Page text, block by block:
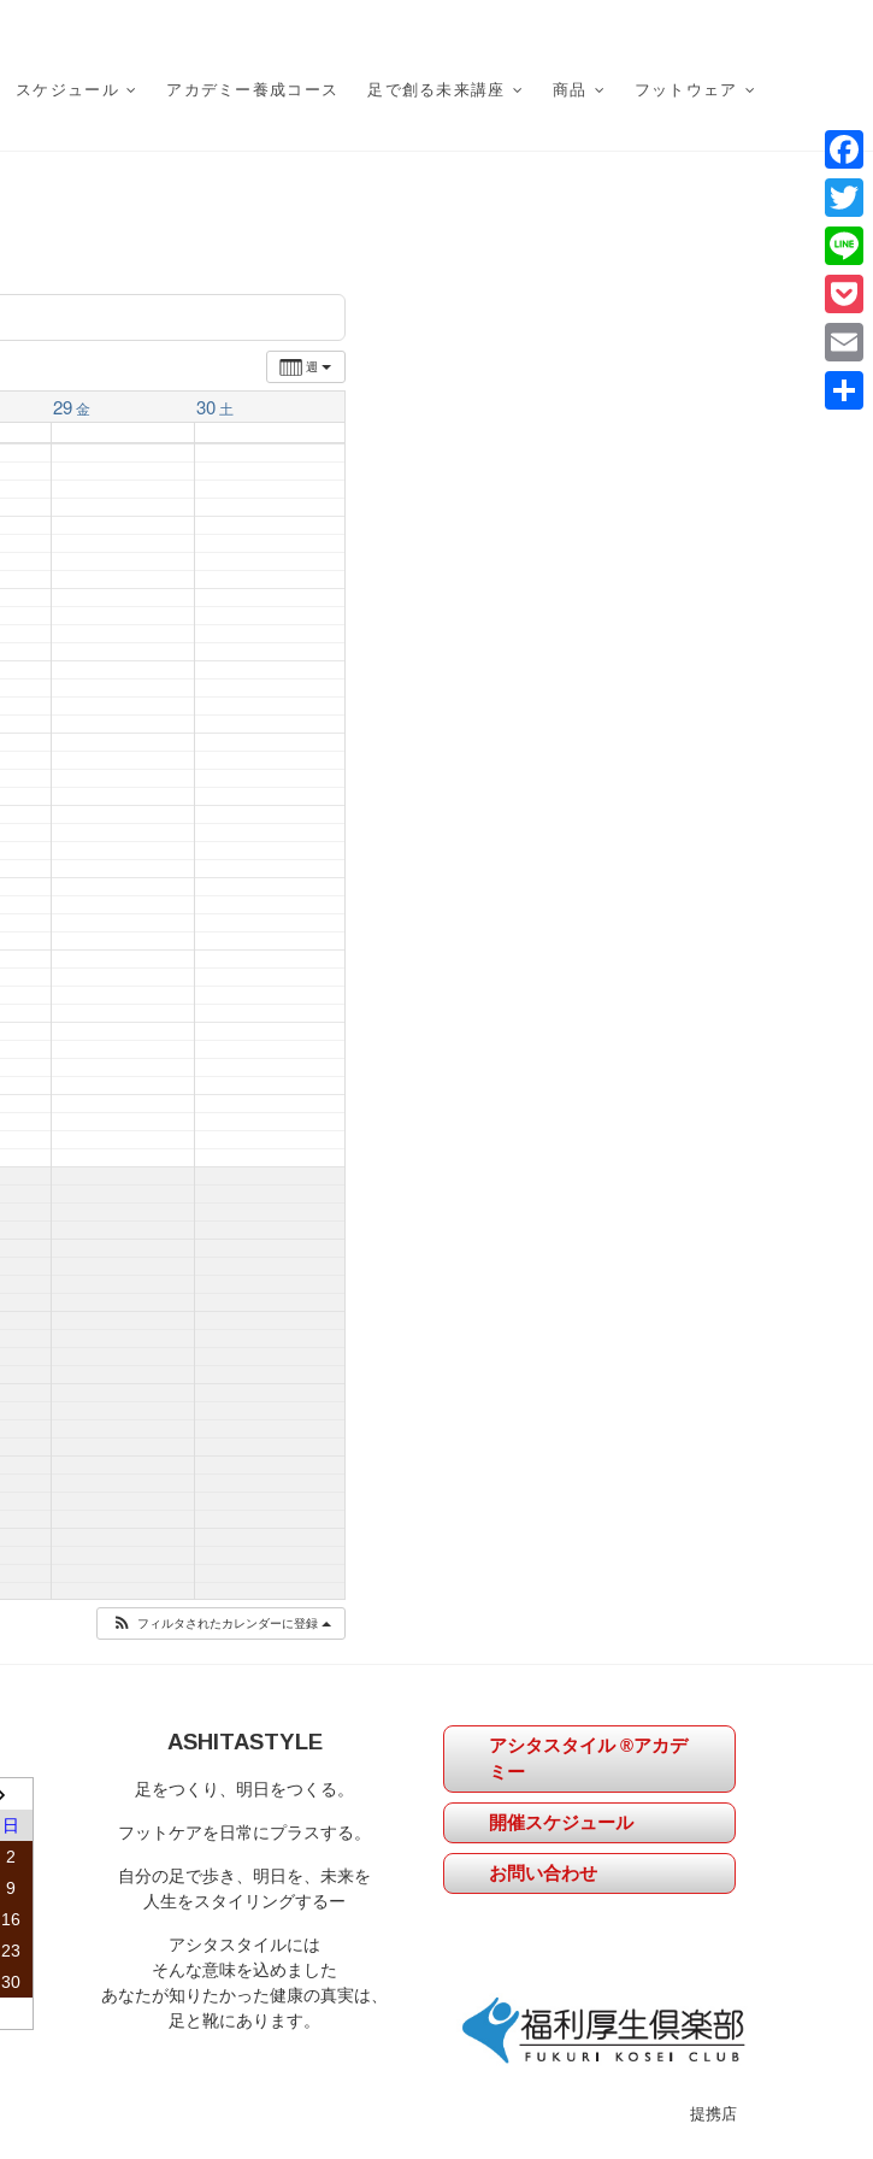
スケジュール アカデミー養成コース 足で創る未来講座 商品 フットウェア
週
29 金 30 土
フィルタされたカレンダーに登録
日
2
9
16
23
30
ASHITASTYLE
足をつくり、明日をつくる。
フットケアを日常にプラスする。
自分の足で歩き、明日を、未来を
人生をスタイリングするー
アシタスタイルには
そんな意味を込めました
あなたが知りたかった健康の真実は、
足と靴にあります。
アシタスタイル ®アカデ
ミー
開催スケジュール
お問い合わせ
提携店
F
a
c
e
b
o
T
w
i
L
i
n
P
o
c
E